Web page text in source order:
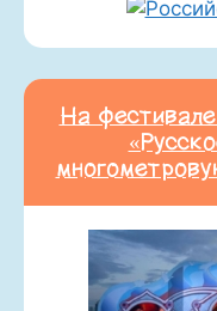
На фестивале